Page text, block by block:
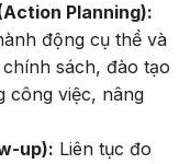
Planning):
động cụ thể và
sách, đào tạo
công việc, nâng
up): Liên tục đo